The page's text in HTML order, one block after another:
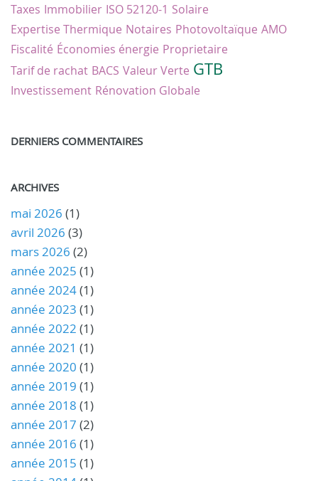
Taxes Immobilier ISO 52120-1 Solaire
Expertise Thermique Notaires Photovoltaïque AMO
Fiscalité Économies énergie Proprietaire
Tarif de rachat BACS Valeur Verte GTB
Investissement Rénovation Globale
DERNIERS COMMENTAIRES
ARCHIVES
mai 2026 (1)
avril 2026 (3)
mars 2026 (2)
année 2025 (1)
année 2024(1)
année 2023 (1)
année 2022 (1)
année 2021 (1)
année 2020 (1)
année 2019 (1)
année 2018 (1)
année 2017 (2)
année 2016 (1)
année 2015 (1)